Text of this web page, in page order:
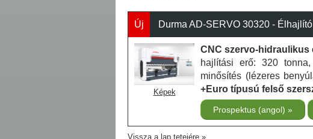
Új Durma AD-SERVO 30320 - Élhajlító
Képek
CNC szervo-hidraulikus
hajlítási erő: 320
minősítés (lézeres
+Euro típusú felső
Prospektus (angol)
Vissza a lap tetejére